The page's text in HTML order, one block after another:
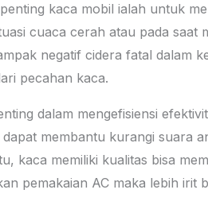
kaca mobil ialah untuk
cuaca cerah atau pada saat
negatif cidera fatal dalam
pecahan kaca.
dalam mengefisiensi
membantu kurangi suara
kaca memiliki kualitas bisa
pemakaian AC maka lebih irit